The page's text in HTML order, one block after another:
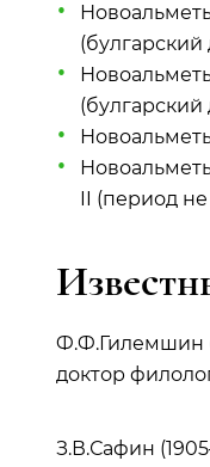
II (период
Ф.Ф.Гилемшин
доктор
З.В.Сафин